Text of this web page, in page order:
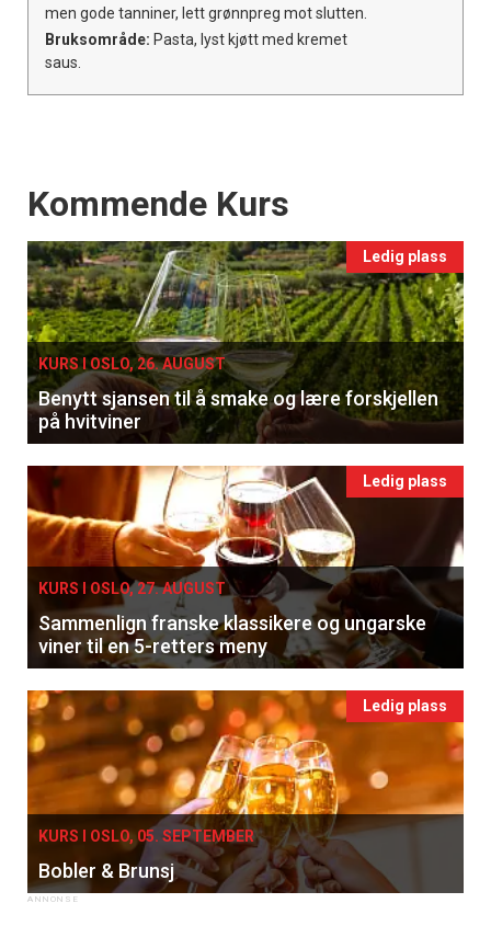
men gode tanniner, lett grønnpreg mot slutten.
Bruksområde: Pasta, lyst kjøtt med kremet
saus.
Events
Kommende Kurs
Ledig plass
KURS I OSLO, 26. AUGUST
Benytt sjansen til å smake og lære forskjellen
på hvitviner
Ledig plass
KURS I OSLO, 27. AUGUST
Sammenlign franske klassikere og ungarske
viner til en 5-retters meny
Ledig plass
KURS I OSLO, 05. SEPTEMBER
Bobler & Brunsj